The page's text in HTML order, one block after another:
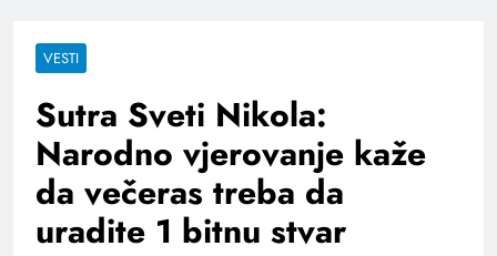
VESTI
Sutra Sveti Nikola:
Narodno vjerovanje kaže
da večeras treba da
uradite 1 bitnu stvar